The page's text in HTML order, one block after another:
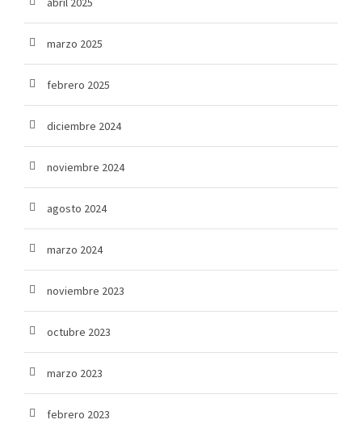
marzo 2025
febrero 2025
diciembre 2024
noviembre 2024
agosto 2024
marzo 2024
noviembre 2023
octubre 2023
marzo 2023
febrero 2023